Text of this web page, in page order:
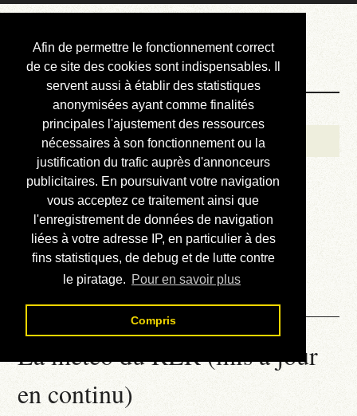
Afin de permettre le fonctionnement correct
de ce site des cookies sont indispensables. Il
servent aussi à établir des statistiques
anonymisées ayant comme finalités
principales l'ajustement des ressources
nécessaires à son fonctionnement ou la
justification du trafic auprès d'annonceurs
publicitaires. En poursuivant votre navigation
vous acceptez ce traitement ainsi que
l'enregistrement de données de navigation
liées à votre adresse IP, en particulier à des
fins statistiques, de debug et de lutte contre
le piratage. Pour en savoir plus
Compris
Courbis, « LE »
Blog Officiel
Bienvenue
Réalisations
Divers (et d’été)
Annonces
Liens externes
Téléchargement
Contact
La météo du RER (mis à jour
en continu)